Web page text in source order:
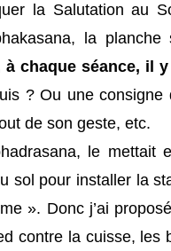
la Salutation au
la
chaque séance, il
? Ou une consigne
de son geste, etc.
le
sol pour installer la
». Donc j’ai
contre la cuisse, les